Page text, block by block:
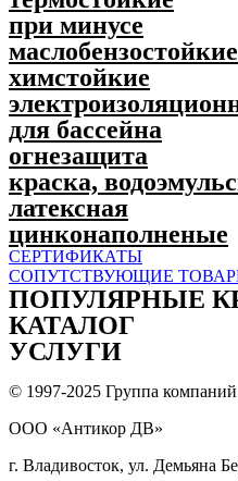
при минусе
маслобензостойкие
химстойкие
для бассейна
огнезащита
краска,
латексная
цинконаполненые
СЕРТИФИКАТЫ
СОПУТСТВУЮЩИЕ
ПОПУЛЯPНЫЕ
КАТАЛОГ
УСЛУГИ
© 1997-2025 Группа
ООО «Антикор ДВ»
г. Владивосток, ул. Демьяна